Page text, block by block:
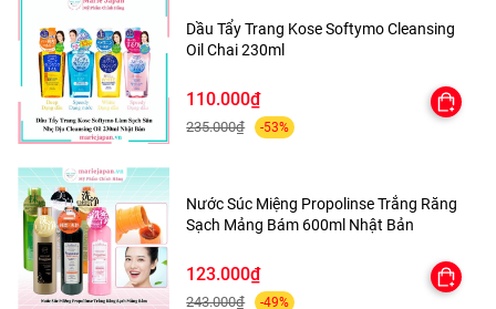
THÀNH PHẦN VÀ CÔNG DỤNG:
✔️ Tinh chất nhau thai: có trong kem dưỡng da có tác
dụng dưỡng trắng, ngăn ngừa lão hóa da, giảm nám, tàn
nhang.
✔️ Tinh chất hạt ý dĩ: chứa nhiều axit amin có tác dụng
Dầu Tẩy Trang Kose Softymo Cleansing
Oil Chai 230ml
110.000₫
235.000₫ -53%
Nước Súc Miệng Propolinse Trắng Răng
Sạch Mảng Bám 600ml Nhật Bản
123.000₫
243.000₫ -49%